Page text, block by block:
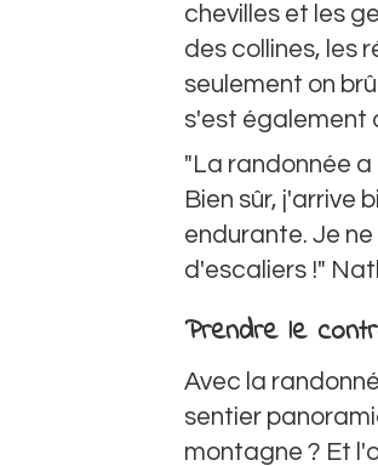
chevilles et les
des collines, les
seulement on
s'est également
"La randonnée
Bien sûr, j'arrive
endurante. Je
d'escaliers !"
Prendre le
Avec la
sentier
montagne ? Et